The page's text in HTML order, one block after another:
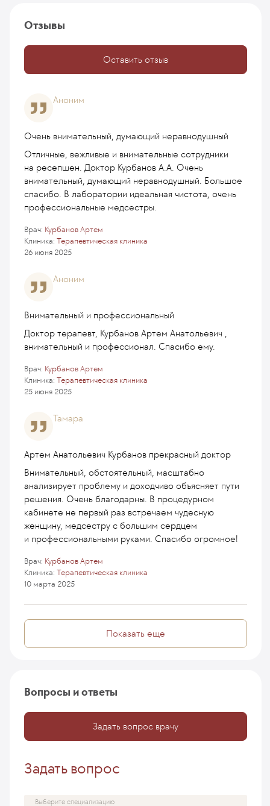
Отзывы
Оставить отзыв
Аноним
Очень внимательный, думающий неравнодушный
Отличные, вежливые и внимательные сотрудники
на ресепшен. Доктор Курбанов А.А. Очень
внимательный, думающий неравнодушный. Большое
спасибо. В лаборатории идеальная чистота, очень
профессиональные медсестры.
Клиника: Терапевтическая клиника
Врач: Курбанов Артем
26 июня 2025
Аноним
Внимательный и профессиональный
Доктор терапевт, Курбанов Артем Анатольевич ,
внимательный и профессионал. Спасибо ему.
Клиника: Терапевтическая клиника
Врач: Курбанов Артем
25 июня 2025
Тамара
Артем Анатольевич Курбанов прекрасный доктор
Внимательный, обстоятельный, масштабно
анализирует проблему и доходчиво объясняет пути
решения. Очень благодарны. В процедурном
кабинете не первый раз встречаем чудесную
женщину, медсестру с большим сердцем
и профессиональными руками. Спасибо огромное!
Клиника: Терапевтическая клиника
Врач: Курбанов Артем
10 марта 2025
Показать еще
Вопросы и ответы
Задать вопрос врачу
Задать вопрос
Выберите специализацию